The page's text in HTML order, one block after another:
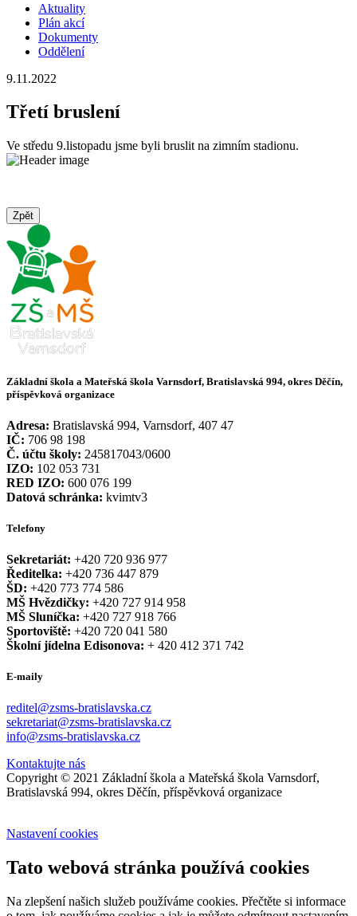
Aktuality
Plán akcí
Dokumenty
Oddělení
9.11.2022
Třetí bruslení
Ve středu 9.listopadu jsme byli bruslit na zimním stadionu.
Zpět
Základní škola a Mateřská škola Varnsdorf, Bratislavská 994, okres Děčín,
příspěvková organizace
Adresa: Bratislavská 994, Varnsdorf, 407 47
IČ: 706 98 198
Č. účtu školy: 245817043/0600
IZO: 102 053 731
RED IZO: 600 076 199
Datová schránka: kvimtv3
Telefony
Sekretariát: +420 720 936 977
Ředitelka: +420 736 447 879
ŠD: +420 773 774 586
MŠ Hvězdičky: +420 727 914 958
MŠ Sluníčka: +420 727 918 766
Sportoviště: +420 720 041 580
Školní jídelna Edisonova: + 420 412 371 742
E-maily
reditel@zsms-bratislavska.cz
sekretariat@zsms-bratislavska.cz
info@zsms-bratislavska.cz
Kontaktujte nás
Copyright © 2021 Základní škola a Mateřská škola Varnsdorf,
Bratislavská 994, okres Děčín, příspěvková organizace
Nastavení cookies
Tato webová stránka používá cookies
Na zlepšení našich služeb používáme cookies. Přečtěte si informace